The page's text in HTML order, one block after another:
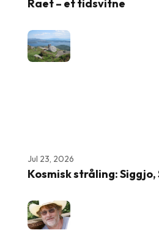
Raet – et tidsvitne
Jul 23, 2026
Kosmisk stråling: